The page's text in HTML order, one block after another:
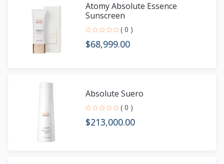
Atomy Absolute Essence
Sunscreen
( 0 )
$68,999.00
Absolute Suero
( 0 )
$213,000.00